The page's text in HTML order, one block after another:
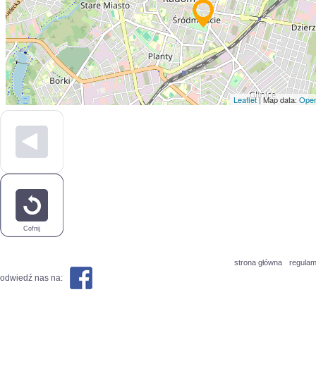
Leaflet| Map data:
Cofnij
strona główna
odwiedź nas na: